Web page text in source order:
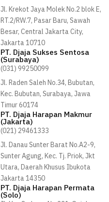
Jl. Krekot Jaya Molek No.2 blok E,
RT.2/RW.7, Pasar Baru, Sawah
Besar, Central Jakarta City,
Jakarta 10710
PT. Djaja Sukses Sentosa
(Surabaya)
(031) 99250099
Jl. Raden Saleh No.34, Bubutan,
Kec. Bubutan, Surabaya, Jawa
Timur 60174
PT. Djaja Harapan Makmur
(Jakarta)
(021) 29461333
Jl. Danau Sunter Barat No.A2-9,
Sunter Agung, Kec. Tj. Priok, Jkt
Utara, Daerah Khusus Ibukota
Jakarta 14350
PT. Djaja Harapan Permata
(Solo)